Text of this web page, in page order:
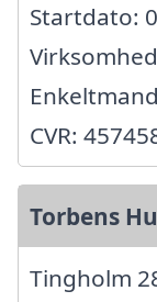
Startdato:
CVR:
Torbens
Tingholm